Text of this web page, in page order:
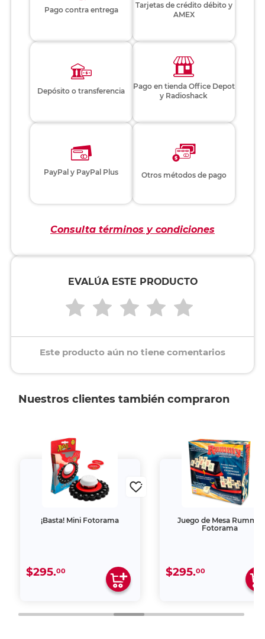
Pago contra entrega
Tarjetas de crédito débito y
AMEX
Depósito o transferencia
Pago en tienda Office Depot
y Radioshack
PayPal y PayPal Plus Otros métodos de pago
Consulta términos y condiciones
EVALÚA ESTE PRODUCTO
Este producto aún no tiene comentarios
Nuestros clientes también compraron
¡Basta! Mini Fotorama
$295.00
Juego de Mesa Rummy
Fotorama
$295.00